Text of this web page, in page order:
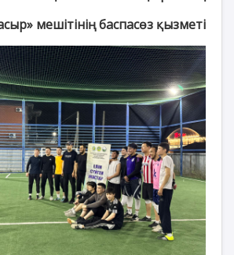
мешітінің баспасөз қызметі